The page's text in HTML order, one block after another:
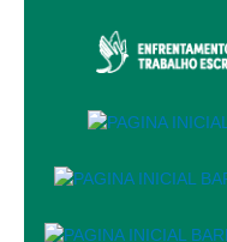
Calendários
Calendário Geral
Calendário de
Calendário das